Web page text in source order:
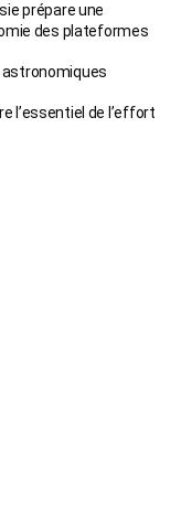
prépare une
des plateformes
astronomiques
l’essentiel de l’effort